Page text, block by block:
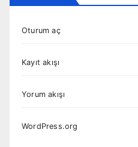
Oturum aç
Kayıt akışı
Yorum akışı
WordPress.org